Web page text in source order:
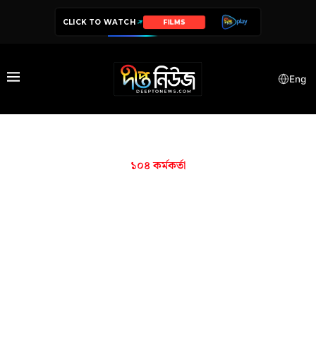
CLICK TO WATCH FILMS
Eng
১০৪ কর্মকর্তা